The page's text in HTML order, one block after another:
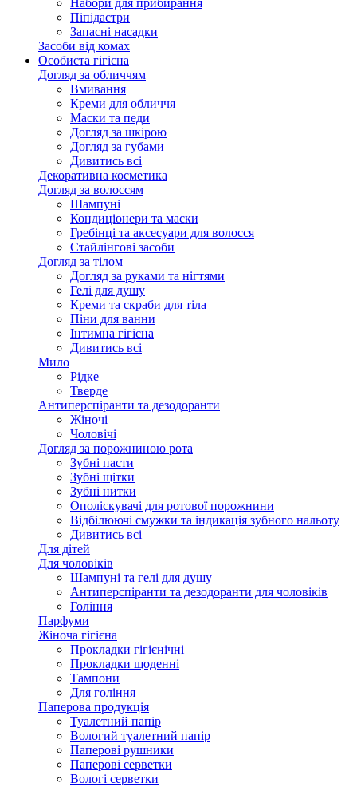
Набори для прибирання
Піпідастри
Запасні насадки
Засоби від комах
Особиста гігієна
Догляд за обличчям
Вмивання
Креми для обличчя
Маски та педи
Догляд за шкірою
Догляд за губами
Дивитись всі
Декоративна косметика
Догляд за волоссям
Шампуні
Кондиціонери та маски
Гребінці та аксесуари для волосся
Стайлінгові засоби
Догляд за тілом
Догляд за руками та нігтями
Гелі для душу
Креми та скраби для тіла
Піни для ванни
Інтимна гігієна
Дивитись всі
Мило
Рідке
Тверде
Антиперспіранти та дезодоранти
Жіночі
Чоловічі
Догляд за порожниною рота
Зубні пасти
Зубні щітки
Зубні нитки
Ополіскувачі для ротової порожнини
Відбілюючі смужки та індикація зубного нальоту
Дивитись всі
Для дітей
Для чоловіків
Шампуні та гелі для душу
Антиперспіранти та дезодоранти для чоловіків
Гоління
Парфуми
Жіноча гігієна
Прокладки гігієнічні
Прокладки щоденні
Тампони
Для гоління
Паперова продукція
Туалетний папір
Вологий туалетний папір
Паперові рушники
Паперові серветки
Вологі серветки